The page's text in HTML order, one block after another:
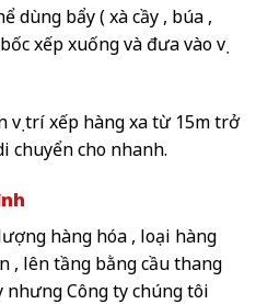
dùng bẩy ( xà cầy , búa ,
xếp xuống và đưa vào vị
vị trí xếp hàng xa từ 15m trở
chuyển cho nhanh.
hàng hóa , loại hàng
, lên tầng bằng cầu thang
nhưng Công ty chúng tôi